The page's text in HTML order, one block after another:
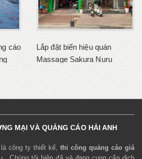
cáo
Lắp đặt biển hiệu quán
Massage Sakura Nuru
MẠI VÀ QUẢNG CÁO HẢI ANH
công ty thiết kế, thi công quảng cáo giá